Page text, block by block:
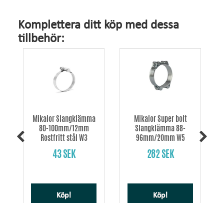
Komplettera ditt köp med dessa
tillbehör:
Mikalor Slangklämma
80-100mm/12mm
Rostfritt stål W3
43 SEK
Köp!
Mikalor Super bolt
Slangklämma 88-
96mm/20mm W5
282 SEK
Köp!